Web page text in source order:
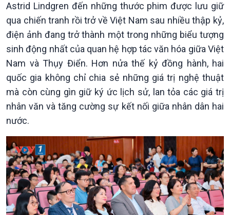
Giới thiệu
Thời sự
Thời sự 6h
Thời sự 12h
Thời sự 18h
Thời sự 21h30
Bản tin
Chuyên mục
Theo dòng Thời sự
Astrid Lindgren đến những thước phim được lưu giữ
qua chiến tranh rồi trở về Việt Nam sau nhiều thập kỷ,
điện ảnh đang trở thành một trong những biểu tượng
sinh động nhất của quan hệ hợp tác văn hóa giữa Việt
Nam và Thụy Điển. Hơn nửa thế kỷ đồng hành, hai
quốc gia không chỉ chia sẻ những giá trị nghệ thuật
mà còn cùng gìn giữ ký ức lịch sử, lan tỏa các giá trị
nhân văn và tăng cường sự kết nối giữa nhân dân hai
nước.